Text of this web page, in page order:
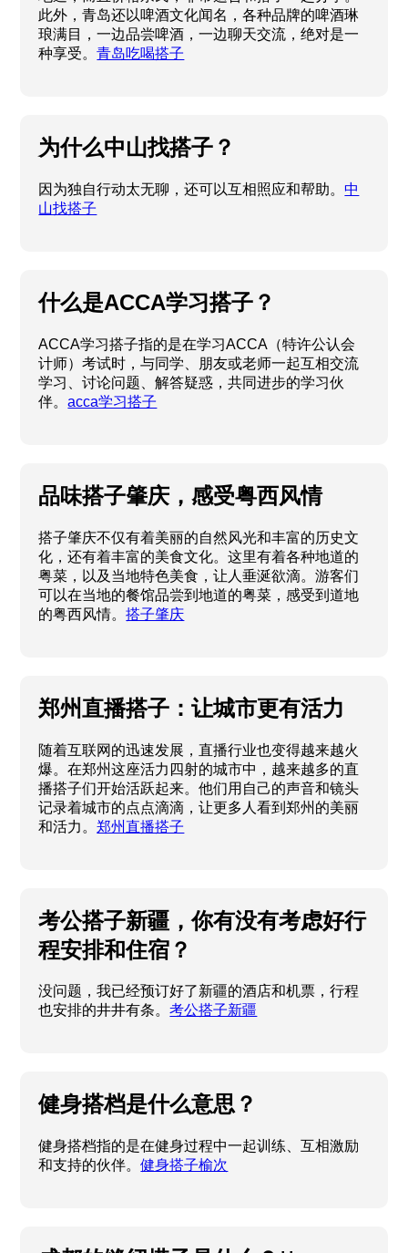
此外，青岛还以啤酒文化闻名，各种品牌的啤酒琳
琅满目，一边品尝啤酒，一边聊天交流，绝对是一
种享受。青岛吃喝搭子
为什么中山找搭子？
因为独自行动太无聊，还可以互相照应和帮助。中
山找搭子
什么是ACCA学习搭子？
ACCA学习搭子指的是在学习ACCA（特许公认会
计师）考试时，与同学、朋友或老师一起互相交流
学习、讨论问题、解答疑惑，共同进步的学习伙
伴。acca学习搭子
品味搭子肇庆，感受粤西风情
搭子肇庆不仅有着美丽的自然风光和丰富的历史文
化，还有着丰富的美食文化。这里有着各种地道的
粤菜，以及当地特色美食，让人垂涎欲滴。游客们
可以在当地的餐馆品尝到地道的粤菜，感受到道地
的粤西风情。搭子肇庆
郑州直播搭子：让城市更有活力
随着互联网的迅速发展，直播行业也变得越来越火
爆。在郑州这座活力四射的城市中，越来越多的直
播搭子们开始活跃起来。他们用自己的声音和镜头
记录着城市的点点滴滴，让更多人看到郑州的美丽
和活力。郑州直播搭子
考公搭子新疆，你有没有考虑好行
程安排和住宿？
没问题，我已经预订好了新疆的酒店和机票，行程
也安排的井井有条。考公搭子新疆
健身搭档是什么意思？
健身搭档指的是在健身过程中一起训练、互相激励
和支持的伙伴。健身搭子榆次